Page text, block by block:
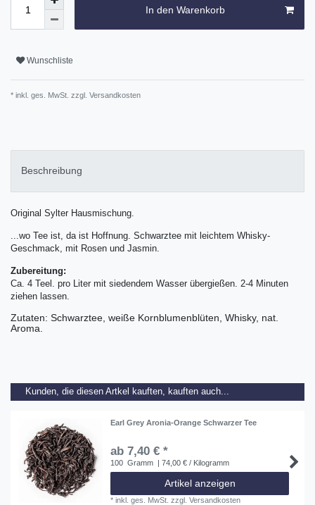
In den Warenkorb
Wunschliste
* inkl. ges. MwSt. zzgl. Versandkosten
Beschreibung
Original Sylter Hausmischung.
...wo Tee ist, da ist Hoffnung. Schwarztee mit leichtem Whisky-
Geschmack, mit Rosen und Jasmin.
Zubereitung:
Ca. 4 Teel. pro Liter mit siedendem Wasser übergießen. 2-4 Minuten
ziehen lassen.
Zutaten: Schwarztee, weiße Kornblumenblüten, Whisky, nat.
Aroma.
Kunden, die diesen Artkel kauften, kauften auch...
Earl Grey Aronia-Orange Schwarzer Tee
ab 7,40 € *
100 Gramm | 74,00 € / Kilogramm
Artikel anzeigen
*inkl. ges. MwSt. zzgl.Versandkosten